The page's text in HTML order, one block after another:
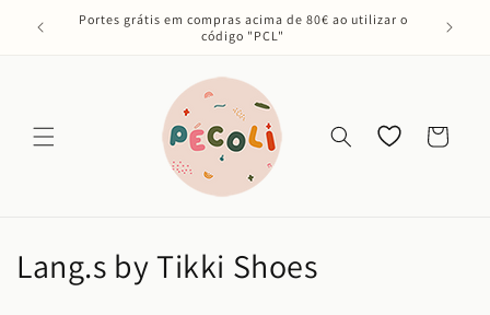
para o
Portes grátis em compras acima de 80€ ao utilizar o
código "PCL"
Os meus
favoritos
Carrinho
C
Lang.s by Tikki Shoes